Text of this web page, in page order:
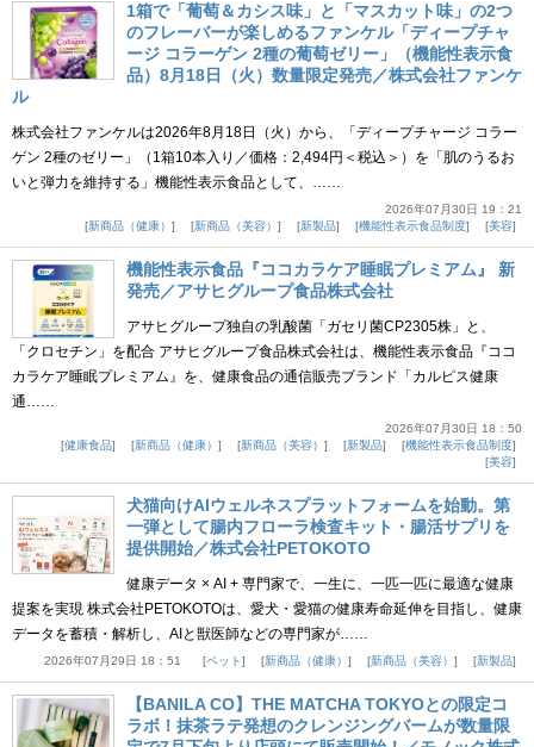
1箱で「葡萄＆カシス味」と「マスカット味」の2つ
のフレーバーが楽しめるファンケル「ディープチャ
ージ コラーゲン 2種の葡萄ゼリー」（機能性表示食
品）8月18日（火）数量限定発売／株式会社ファンケ
ル
株式会社ファンケルは2026年8月18日（火）から、「ディープチャージ コラー
ゲン 2種のゼリー」（1箱10本入り／価格：2,494円＜税込＞）を「肌のうるお
いと弾力を維持する」機能性表示食品として、……
2026年07月30日 19：21
新商品（健康）
新商品（美容） 新製品 機能性表示食品制度 美容
機能性表示食品『ココカラケア睡眠プレミアム』 新
発売／アサヒグループ食品株式会社
アサヒグループ独自の乳酸菌「ガセリ菌CP2305株」と、
「クロセチン」を配合 アサヒグループ食品株式会社は、機能性表示食品『ココ
カラケア睡眠プレミアム』を、健康食品の通信販売ブランド「カルピス健康
通……
2026年07月30日 18：50
健康食品
新商品（健康） 新商品（美容） 新製品
機能性表示食品制度
美容
犬猫向けAIウェルネスプラットフォームを始動。第
一弾として腸内フローラ検査キット・腸活サプリを
提供開始／株式会社PETOKOTO
健康データ × AI + 専門家で、一生に、一匹一匹に最適な健康
提案を実現 株式会社PETOKOTOは、愛犬・愛猫の健康寿命延伸を目指し、健康
データを蓄積・解析し、AIと獣医師などの専門家が……
2026年07月29日 18：51 ペット 新商品（健康） 新商品（美容） 新製品
【BANILA CO】THE MATCHA TOKYOとの限定コ
ラボ！抹茶ラテ発想のクレンジングバームが数量限